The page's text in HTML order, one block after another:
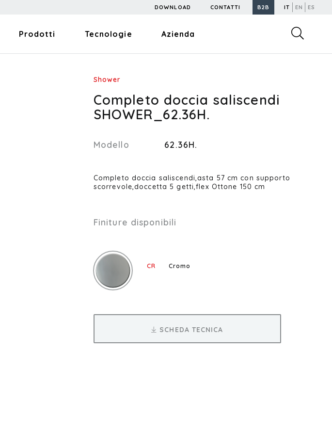
DOWNLOAD CONTATTI B2B IT EN ES
Prodotti Tecnologie Azienda
Shower
Completo doccia saliscendi
SHOWER_62.36H.
Modello 62.36H.
Completo doccia saliscendi,asta 57 cm con supporto
scorrevole,doccetta 5 getti,flex Ottone 150 cm
Finiture disponibili
CR Cromo
SCHEDA TECNICA